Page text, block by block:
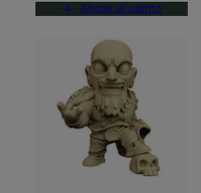
Añadir al carrito